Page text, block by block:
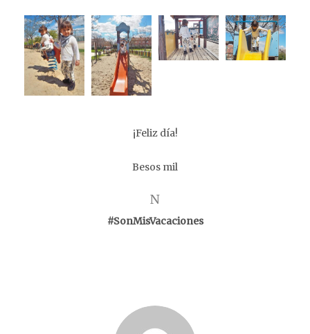
¡Feliz día!
Besos mil
N
#SonMisVacaciones